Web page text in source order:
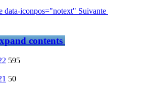
data-iconpos="notext" Suivante
contents
595
50